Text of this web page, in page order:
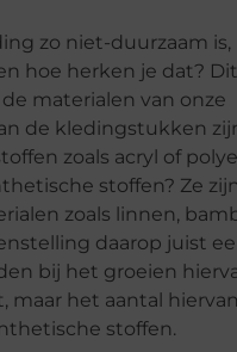
zo niet-duurzaam is,
hoe herken je dat?
materialen van onze
de kledingstukken
zoals acryl of
stoffen? Ze
zoals linnen,
daarop juist
bij het groeien
het aantal
stoffen.